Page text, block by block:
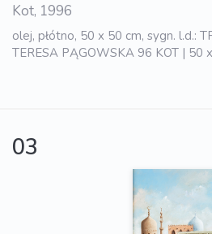
Kot, 1996
olej, płótno, 50 x 50 cm, sygn. l.d.:
TERESA PĄGOWSKA 96 KOT | 50
03